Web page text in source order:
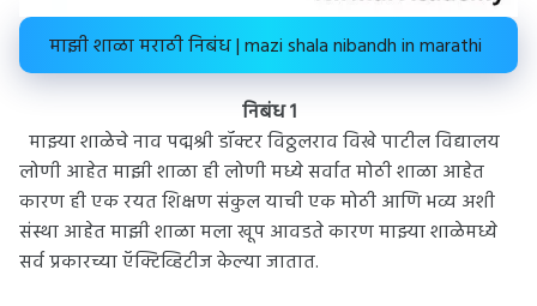
माझी शाळा मराठी निबंध | mazi shala nibandh in marathi
निबंध 1
माझ्या शाळेचे नाव पद्मश्री डॉक्टर विठ्ठलराव विखे पाटील विद्यालय
लोणी आहेत माझी शाळा ही लोणी मध्ये सर्वात मोठी शाळा आहेत
कारण ही एक रयत शिक्षण संकुल याची एक मोठी आणि भव्य अशी
संस्था आहेत माझी शाळा मला खूप आवडते कारण माझ्या शाळेमध्ये
सर्व प्रकारच्या ऍक्टिव्हिटीज केल्या जातात.